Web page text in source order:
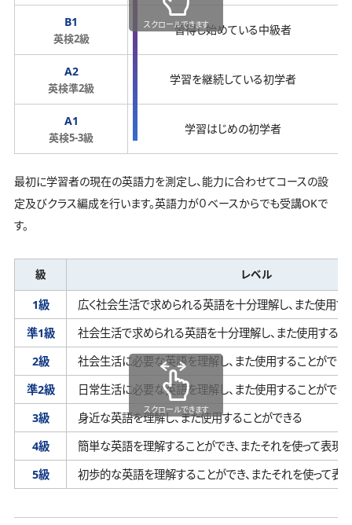
B1
英検2級
習得し始めている中級者
A2
英検準2級
学習を継続している初学者
A1
英検5-3級
学習はじめの初学者
スクロールできます
最初に学習者の現在の英語力を測定し、能力に合わせてコースの設
定及びクラス編成を行います。英語力が０ベースからでも受講OKで
す。
級 レベル
1級 広く社会生活で求められる英語を十分理解し、 また使用す
準1級
社会生活で求められる英語を十分理解し、 また使用するこ
2級
社会生活に必要な英語を理解し、 また使用することができ
準2級
日常生活に必要な英語を理解し、 また使用することができ
3級
身近な英語を理解し、また使用することができる
4級
簡単な英語を理解することができ、 またそれを使って表現
5級
初歩的な英語を理解することができ、 またそれを使って表
スクロールできます